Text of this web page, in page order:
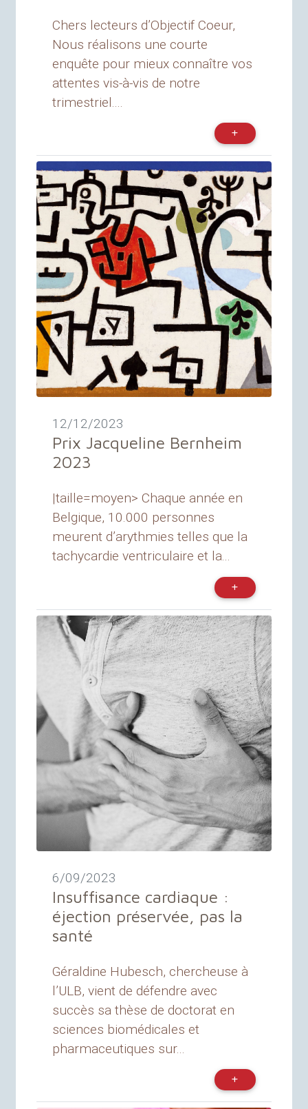
Chers lecteurs d’Objectif Coeur,
Nous réalisons une courte
enquête pour mieux connaître vos
attentes vis-à-vis de notre
trimestriel....
12/12/2023
Prix Jacqueline Bernheim
2023
|taille=moyen> Chaque année en
Belgique, 10.000 personnes
meurent d’arythmies telles que la
tachycardie ventriculaire et la...
6/09/2023
Insuffisance cardiaque :
éjection préservée, pas la
santé
Géraldine Hubesch, chercheuse à
l’ULB, vient de défendre avec
succès sa thèse de doctorat en
sciences biomédicales et
pharmaceutiques sur...